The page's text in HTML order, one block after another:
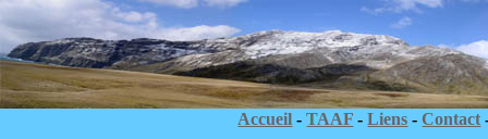
Accueil -TAAF -Liens -Contact